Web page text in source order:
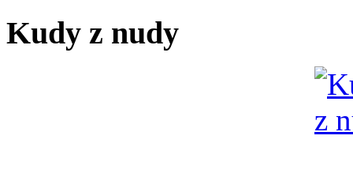
Kudy z nudy